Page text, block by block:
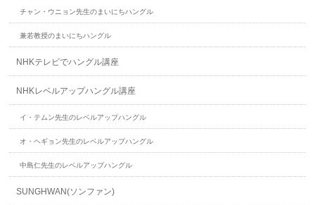
チャン・ウニョン先生のまいにちハングル
兼若教授のまいにちハングル
NHKテレビでハングル講座
NHKレベルアップハングル講座
イ・テムン先生のレベルアップハングル
オ・ヘギョン先生のレベルアップハングル
中島仁先生のレベルアップハングル
SUNGHWAN(ソンファン)